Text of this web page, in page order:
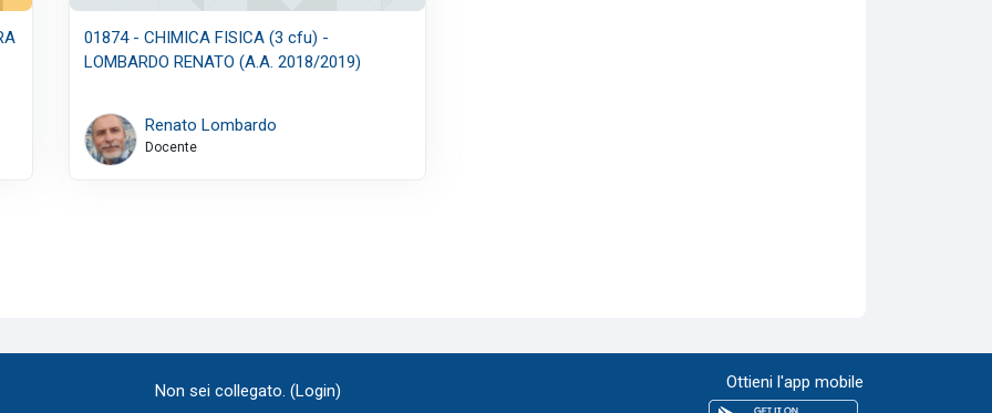
01874 - CHIMICA FISICA (3 cfu) -
LOMBARDO RENATO (A.A. 2018/2019)
Renato Lombardo
Docente
Non sei collegato. (Login) Ottieni l'app mobile